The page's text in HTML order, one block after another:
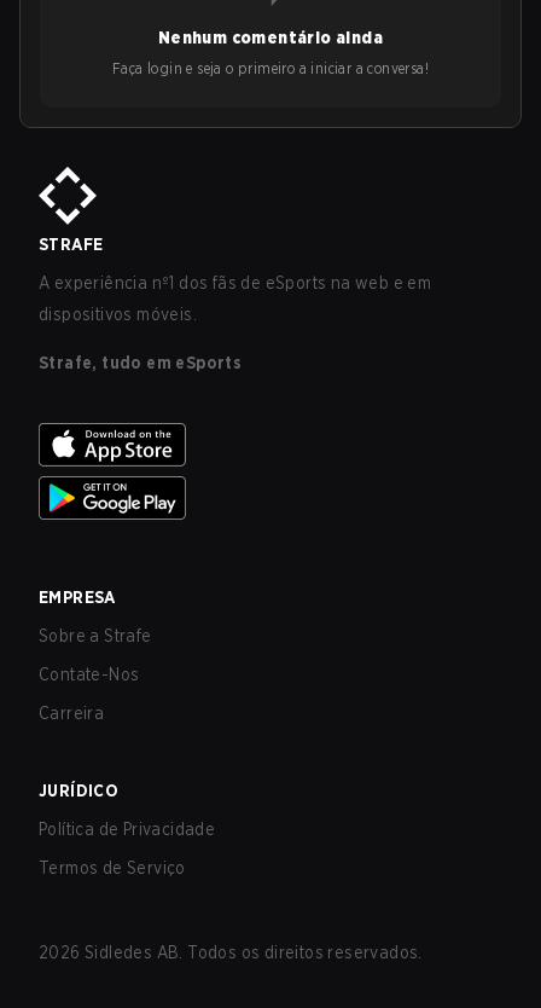
Nenhum comentário ainda
Faça login e seja o primeiro a iniciar a conversa!
STRAFE
A experiência nº1 dos fãs de eSports na web e em
dispositivos móveis.
Strafe, tudo em eSports
EMPRESA
Sobre a Strafe
Contate-Nos
Carreira
JURÍDICO
Política de Privacidade
Termos de Serviço
2026 Sidledes AB. Todos os direitos reservados.